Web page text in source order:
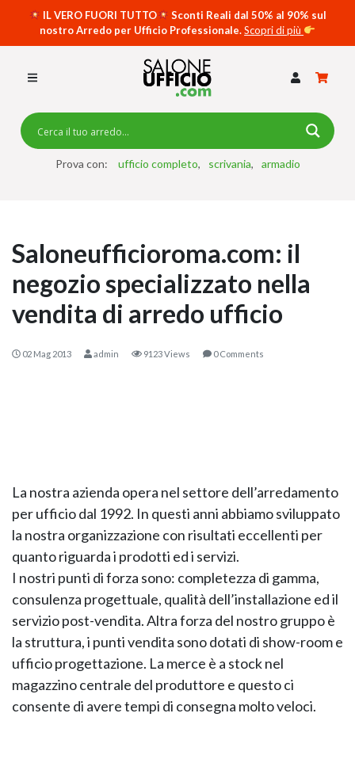
IL VERO FUORI TUTTO
Sconti Reali dal 50% al 90% sul
nostro Arredo per Ufficio Professionale.Scopri di più
Prova con: ufficio completo scrivania armadio
SWING 7020 –
KOROS –
SCRIVANIE SPECIAL DESK
CASSETTIERE
RECEPTION
TAVOLI RIUNIONE
Saloneufficioroma.com: il
negozio specializzato nella
vendita di arredo ufficio
02 Mag 2013 admin 9123 Views 0 Comments
La nostra azienda opera nel settore dell’arredamento
per ufficio dal 1992. In questi anni abbiamo sviluppato
la nostra organizzazione con risultati eccellenti per
quanto riguarda i prodotti ed i servizi.
I nostri punti di forza sono: completezza di gamma,
consulenza progettuale, qualità dell’installazione ed il
servizio post-vendita. Altra forza del nostro gruppo è
la struttura, i punti vendita sono dotati di show-room e
ufficio progettazione. La merce è a stock nel
magazzino centrale del produttore e questo ci
consente di avere tempi di consegna molto veloci.